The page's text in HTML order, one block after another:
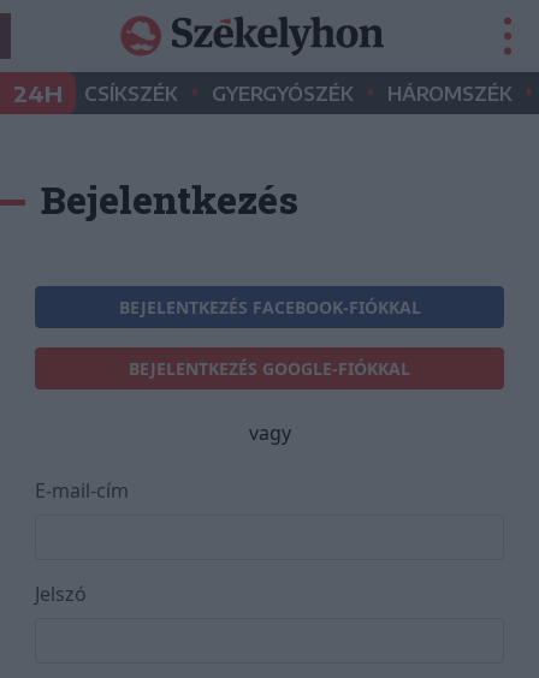
24H CSÍKSZÉK • GYERGYÓSZÉK • HÁROMSZÉK •
Bejelentkezés
BEJELENTKEZÉS FACEBOOK-FIÓKKAL
BEJELENTKEZÉS GOOGLE-FIÓKKAL
vagy
E-mail-cím
Jelszó